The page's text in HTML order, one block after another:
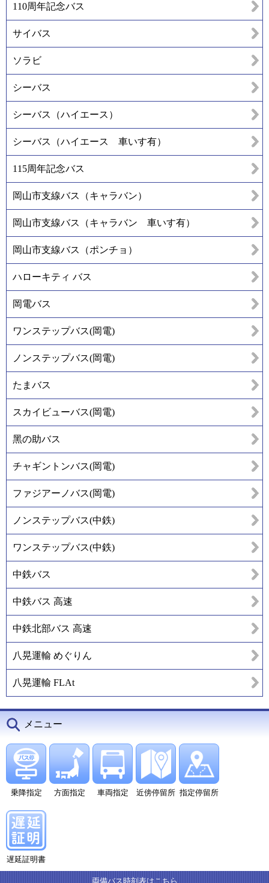
110周年記念バス
サイバス
ソラビ
シーバス
シーバス（ハイエース）
シーバス（ハイエース 車いす有）
115周年記念バス
岡山市支線バス（キャラバン）
岡山市支線バス（キャラバン 車いす有）
岡山市支線バス（ポンチョ）
ハローキティ バス
岡電バス
ワンステップバス(岡電)
ノンステップバス(岡電)
たまバス
スカイビューバス(岡電)
黑の助バス
チャギントンバス(岡電)
ファジアーノバス(岡電)
ノンステップバス(中鉄)
ワンステップバス(中鉄)
中鉄バス
中鉄バス 高速
中鉄北部バス 高速
八晃運輸 めぐりん
八晃運輸 FLAt
メニュー
乗降指定 方面指定 車両指定 近傍停留所 指定停留所
遅延証明書
両備バス時刻表はこちら